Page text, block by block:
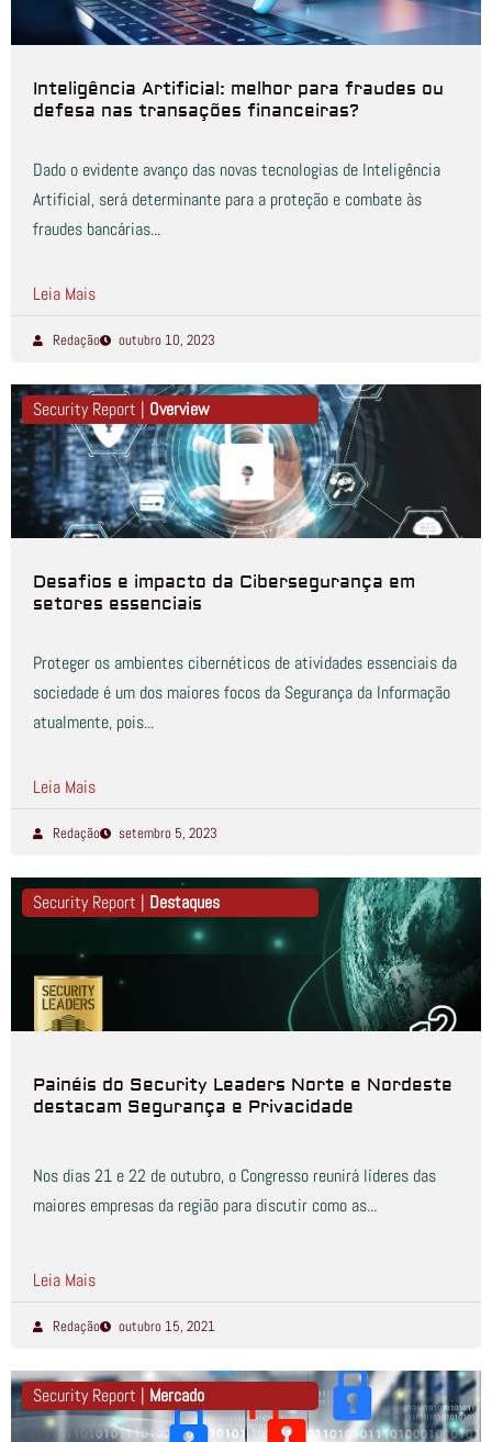
Inteligência Artificial: melhor para fraudes ou
defesa nas transações financeiras?
Dado o evidente avanço das novas tecnologias de Inteligência
Artificial, será determinante para a proteção e combate às
fraudes bancárias...
Leia Mais
Redação outubro 10, 2023
Security Report | Overview
Desafios e impacto da Cibersegurança em
setores essenciais
Proteger os ambientes cibernéticos de atividades essenciais da
sociedade é um dos maiores focos da Segurança da Informação
atualmente, pois...
Leia Mais
Redação setembro 5, 2023
Security Report | Destaques
Painéis do Security Leaders Norte e Nordeste
destacam Segurança e Privacidade
Nos dias 21 e 22 de outubro, o Congresso reunirá líderes das
maiores empresas da região para discutir como as...
Leia Mais
Redação outubro 15, 2021
Security Report | Mercado